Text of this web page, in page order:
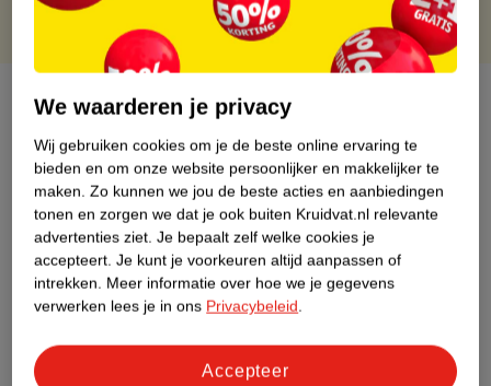
Over dit product
Productinformatie
Etiketinformatie
Nature Impact Score
Dit product heeft (nog) geen Nature
We waarderen je privacy
Wij gebruiken cookies om je de beste online ervaring te
bieden en om onze website persoonlijker en makkelijker te
maken. Zo kunnen we jou de beste acties en aanbiedingen
tonen en zorgen we dat je ook buiten Kruidvat.nl relevante
advertenties ziet. Je bepaalt zelf welke cookies je
accepteert. Je kunt je voorkeuren altijd aanpassen of
intrekken. Meer informatie over hoe we je gegevens
verwerken lees je in ons Privacybeleid.
Accepteer